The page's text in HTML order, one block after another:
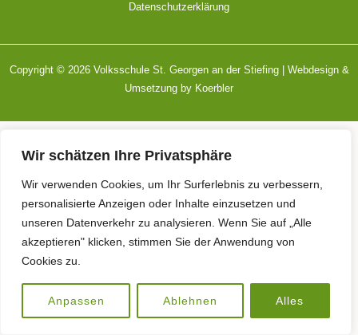
Wir schätzen Ihre Privatsphäre
Wir verwenden Cookies, um Ihr Surferlebnis zu verbessern,
personalisierte Anzeigen oder Inhalte einzusetzen und
unseren Datenverkehr zu analysieren. Wenn Sie auf „Alle
akzeptieren" klicken, stimmen Sie der Anwendung von
Cookies zu.
Anpassen Ablehnen Alles
Datenschutzerklärung
Copyright © 2026 Volksschule St. Georgen an der Stiefing | Webdesign &
Umsetzung by Koerbler